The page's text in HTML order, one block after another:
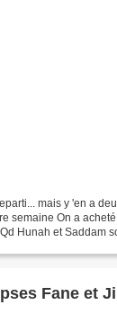
mais y 'en a
semaine On a
Hunah et Saddam
Fane et